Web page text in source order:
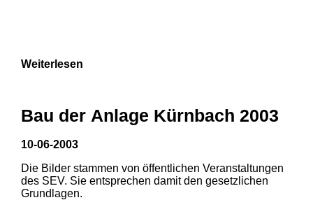
Weiterlesen
Bau der Anlage Kürnbach 2003
10-06-2003
Die Bilder stammen von öffentlichen Veranstaltungen
des SEV. Sie entsprechen damit den gesetzlichen
Grundlagen.